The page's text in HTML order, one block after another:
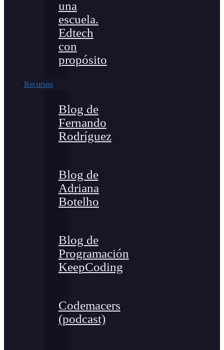
una
escuela.
Edtech
con
propósito
Recursos
Blog de
Fernando
Rodríguez
Blog de
Adriana
Botelho
Blog de
Programación
KeepCoding
Codemacers
(podcast)